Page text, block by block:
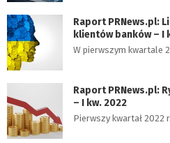
Raport PRNews.pl:
klientów banków – I
W pierwszym kwartale
Raport PRNews.pl:
– I kw. 2022
Pierwszy kwartał 2022